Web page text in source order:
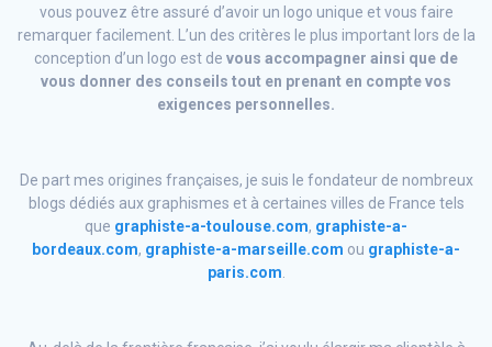
vous pouvez être assuré d’avoir un logo unique et vous faire
remarquer facilement. L’un des critères le plus important lors de la
conception d’un logo est de vous accompagner ainsi que de
vous donner des conseils tout en prenant en compte vos
exigences personnelles.
De part mes origines françaises, je suis le fondateur de nombreux
blogs dédiés aux graphismes et à certaines villes de France tels
que graphiste-a-toulouse.com, graphiste-a-
bordeaux.com, graphiste-a-marseille.com ou graphiste-a-
paris.com